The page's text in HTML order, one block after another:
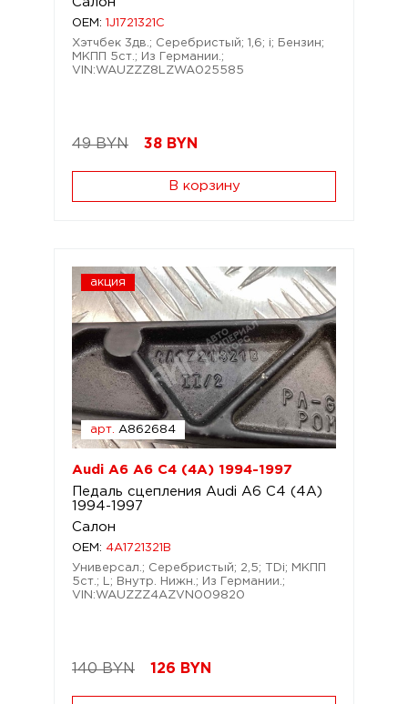
OEM: 1J1721321C
Хэтчбек 3дв.; Серебристый; 1,6; i; Бензин;
МКПП 5ст.; Из Германии.;
VIN:WAUZZZ8LZWA025585
49 BYN 38 BYN
В корзину
акция
арт. A862684
Audi A6 A6 C4 (4A) 1994-1997
Педаль сцепления Audi A6 C4 (4A)
1994-1997
Салон
OEM: 4A1721321B
Универсал.; Серебристый; 2,5; TDi; МКПП
5ст.; L; Внутр. Нижн.; Из Германии.;
VIN:WAUZZZ4AZVN009820
140 BYN 126 BYN